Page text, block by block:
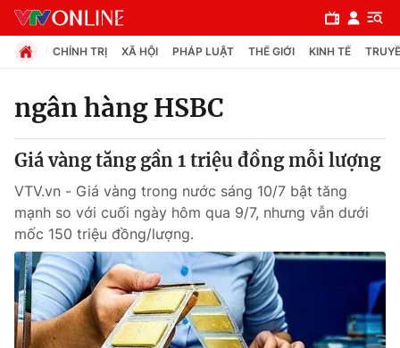
Chuyên mục
Xã hội
Pháp luật
Y tế
CHÍNH TRỊ XÃ HỘI PHÁP LUẬT THẾ GIỚI KINH TẾ
ngân hàng HSBC
Giá vàng tăng gần 1 triệu đồng mỗi lượng
VTV.vn - Giá vàng trong nước sáng 10/7 bật tăng
mạnh so với cuối ngày hôm qua 9/7, nhưng vẫn dưới
mốc 150 triệu đồng/lượng.